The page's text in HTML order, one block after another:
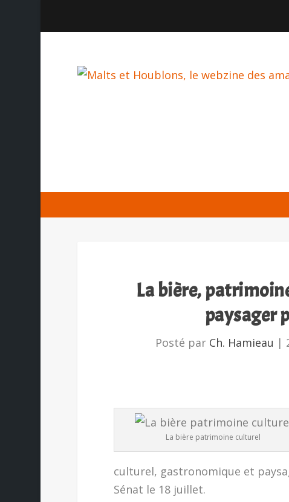
La bière,
paysager
Posté par Ch. Hamieau |
La bière patrimoine culturel
culturel, gastronomique et
Sénat le 18 juillet.